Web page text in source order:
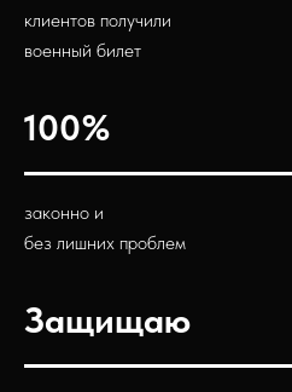
клиентов получили
военный билет
100%
законно и
без лишних проблем
Защищаю